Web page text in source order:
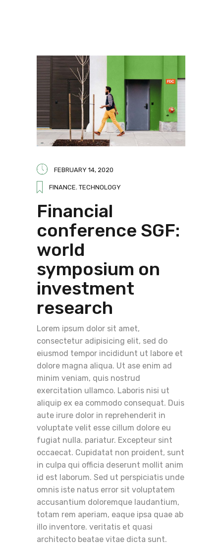
FEBRUARY 14, 2020
FINANCE, TECHNOLOGY
Financial
conference SGF:
world
symposium on
investment
research
Lorem ipsum dolor sit amet,
consectetur adipisicing elit, sed do
eiusmod tempor incididunt ut labore et
dolore magna aliqua. Ut ase enim ad
minim veniam, quis nostrud
exercitation ullamco. Laboris nisi ut
aliquip ex ea commodo consequat. Duis
aute irure dolor in reprehenderit in
voluptate velit esse cillum dolore eu
fugiat nulla. pariatur. Excepteur sint
occaecat. Cupidatat non proident, sunt
in culpa qui officia deserunt mollit anim
id est laborum. Sed ut perspiciatis unde
omnis iste natus error sit voluptatem
accusantium doloremque laudantium,
totam rem aperiam, eaque ipsa quae ab
illo inventore. veritatis et quasi
architecto beatae vitae dicta sunt.